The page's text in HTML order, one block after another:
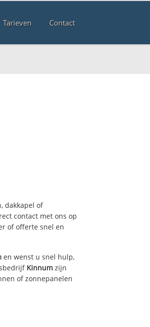
Tarieven Contact
dakkapel of
contact met ons op
of offerte snel en
en wenst u snel hulp,
Kinnum zijn
of zonnepanelen